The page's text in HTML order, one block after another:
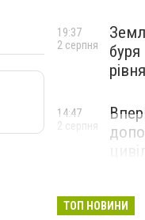
рівня
19:37
2 серпня
14:47
2 серпня
ТОП НОВИНИ